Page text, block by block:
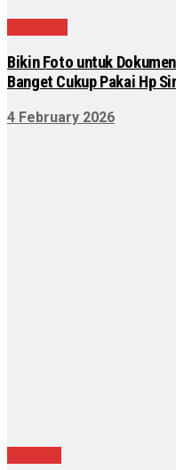
Bikin Foto untuk
Banget Cukup Pakai Hp
4 February 2026